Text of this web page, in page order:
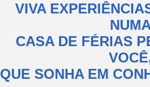
VIVA
CASA DE FÉRIAS
QUE SONHA EM